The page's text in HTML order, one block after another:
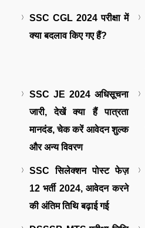
SSC CGL 2024 परीक्षा में
क्या बदलाव किए गए हैं?
SSC JE 2024 अधिसूचना
जारी, देखें क्या हैं पात्रता
मानदंड, चेक करें आवेदन शुल्क
और अन्य विवरण
SSC सिलेक्शन पोस्ट फेज़
12 भर्ती 2024, आवेदन करने
की अंतिम तिथि बढ़ाई गई